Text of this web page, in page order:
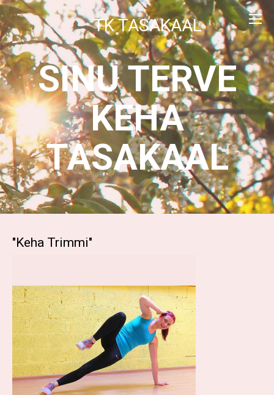
TK TASAKAAL
SINU TERVE
KEHA
TASAKAAL
"Keha Trimmi"